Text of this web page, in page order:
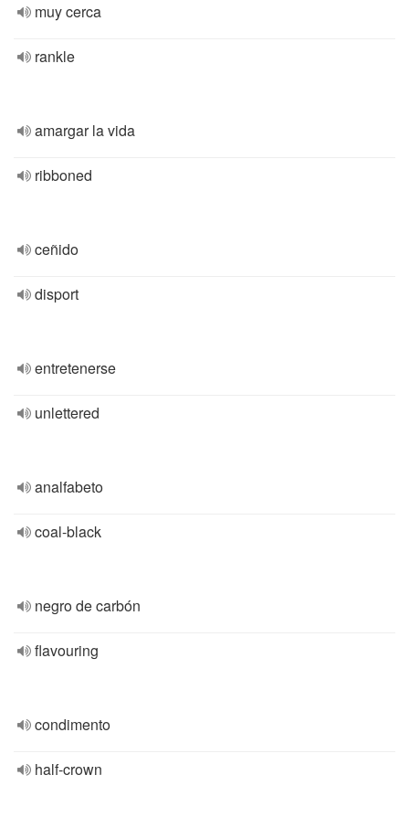
muy cerca
rankle
amargar la vida
ribboned
ceñido
disport
entretenerse
unlettered
analfabeto
coal-black
negro de carbón
flavouring
condimento
half-crown